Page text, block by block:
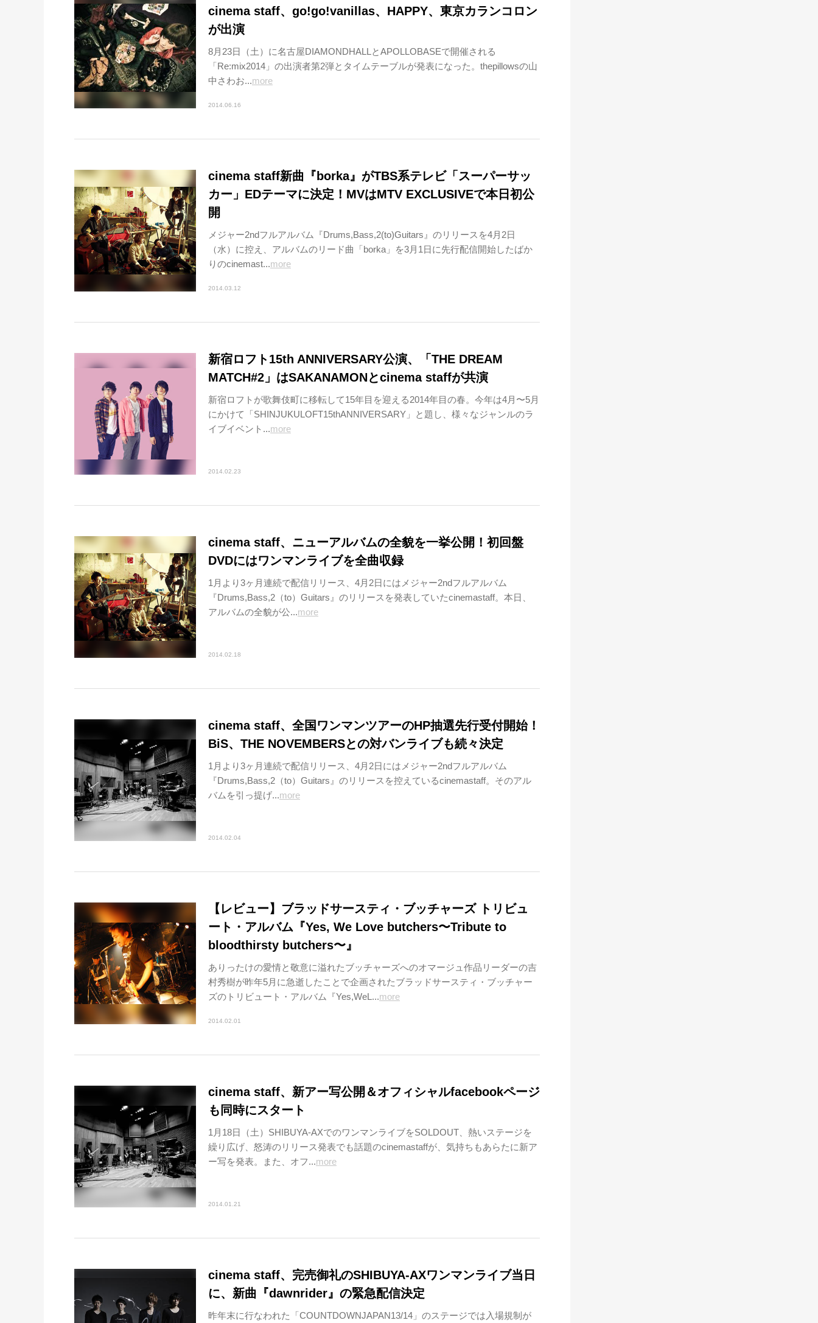
cinema staff、go!go!vanillas、HAPPY、東京カランコロン
が出演
8月23日（土）に名古屋DIAMONDHALLとAPOLLOBASEで開催される
「Re:mix2014」の出演者第2弾とタイムテーブルが発表になった。thepillowsの山
中さわお...more
2014.06.16
cinema staff新曲『borka』がTBS系テレビ「スーパーサッ
カー」EDテーマに決定！MVはMTV EXCLUSIVEで本日初公
開
メジャー2ndフルアルバム『Drums,Bass,2(to)Guitars』のリリースを4月2日
（水）に控え、アルバムのリード曲「borka」を3月1日に先行配信開始したばか
りのcinemast...more
2014.03.12
新宿ロフト15th ANNIVERSARY公演、「THE DREAM
MATCH#2」はSAKANAMONとcinema staffが共演
新宿ロフトが歌舞伎町に移転して15年目を迎える2014年目の春。今年は4月〜5月
にかけて「SHINJUKULOFT15thANNIVERSARY」と題し、様々なジャンルのラ
イブイベント...more
2014.02.23
cinema staff、ニューアルバムの全貌を一挙公開！初回盤
DVDにはワンマンライブを全曲収録
1月より3ヶ月連続で配信リリース、4月2日にはメジャー2ndフルアルバム
『Drums,Bass,2（to）Guitars』のリリースを発表していたcinemastaff。本日、
アルバムの全貌が公...more
2014.02.18
cinema staff、全国ワンマンツアーのHP抽選先行受付開始！
BiS、THE NOVEMBERSとの対バンライブも続々決定
1月より3ヶ月連続で配信リリース、4月2日にはメジャー2ndフルアルバム
『Drums,Bass,2（to）Guitars』のリリースを控えているcinemastaff。そのアル
バムを引っ提げ...more
2014.02.04
【レビュー】ブラッドサースティ・ブッチャーズ トリビュ
ート・アルバム『Yes, We Love butchers〜Tribute to
bloodthirsty butchers〜』
ありったけの愛情と敬意に溢れたブッチャーズへのオマージュ作品リーダーの吉
村秀樹が昨年5月に急逝したことで企画されたブラッドサースティ・ブッチャー
ズのトリビュート・アルバム『Yes,WeL...more
2014.02.01
cinema staff、新アー写公開＆オフィシャルfacebookページ
も同時にスタート
1月18日（土）SHIBUYA-AXでのワンマンライブをSOLDOUT、熱いステージを
繰り広げ、怒涛のリリース発表でも話題のcinemastaffが、気持ちもあらたに新ア
ー写を発表。また、オフ...more
2014.01.21
cinema staff、完売御礼のSHIBUYA-AXワンマンライブ当日
に、新曲『dawnrider』の緊急配信決定
昨年末に行なわれた「COUNTDOWNJAPAN13/14」のステージでは入場規制が